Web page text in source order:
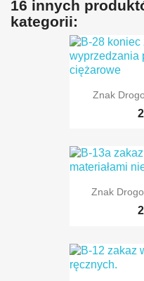
16 innych
kategorii:
Znak
Znak